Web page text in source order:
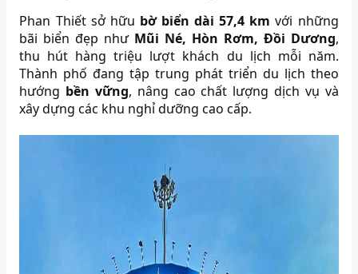
Phan Thiết sở hữu bờ biển dài 57,4 km với những
bãi biển đẹp như Mũi Né, Hòn Rơm, Đồi Dương,
thu hút hàng triệu lượt khách du lịch mỗi năm.
Thành phố đang tập trung phát triển du lịch theo
hướng bền vững, nâng cao chất lượng dịch vụ và
xây dựng các khu nghỉ dưỡng cao cấp.